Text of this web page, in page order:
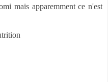
mais apparemment ce n'est